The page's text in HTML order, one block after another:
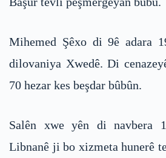
Mihemed Şêxo di 9ê adara
dilovaniya Xwedê. Di
70 hezar kes beşdar bûbûn.
Salên xwe yên di navbera
Libnanê ji bo xizmeta hunerê